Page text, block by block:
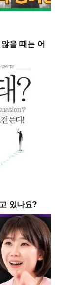
을 때는 어
있나요?